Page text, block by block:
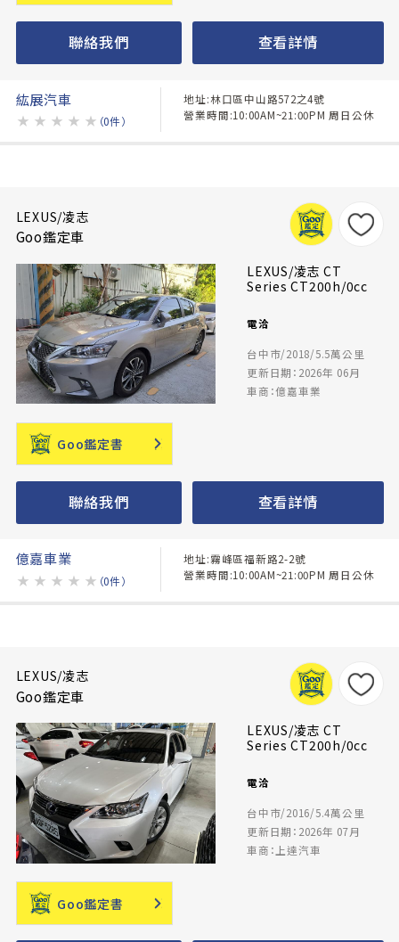
聯絡我們 查看詳情
紘展汽車
★ ★ ★ ★ ★ （0件）
地址:林口區中山路572之4號
營業時間:10:00AM~21:00PM 周日公休
LEXUS/凌志
Goo鑑定車
LEXUS/凌志 CT
Series CT200h/0cc
電洽
台中市/2018/5.5萬公里
更新日期：2026年 06月
車商：億嘉車業
Goo鑑定書
聯絡我們 查看詳情
億嘉車業
★ ★ ★ ★ ★ （0件）
地址:霧峰區福新路2-2號
營業時間:10:00AM~21:00PM 周日公休
LEXUS/凌志
Goo鑑定車
LEXUS/凌志 CT
Series CT200h/0cc
電洽
台中市/2016/5.4萬公里
更新日期：2026年 07月
車商：上達汽車
Goo鑑定書